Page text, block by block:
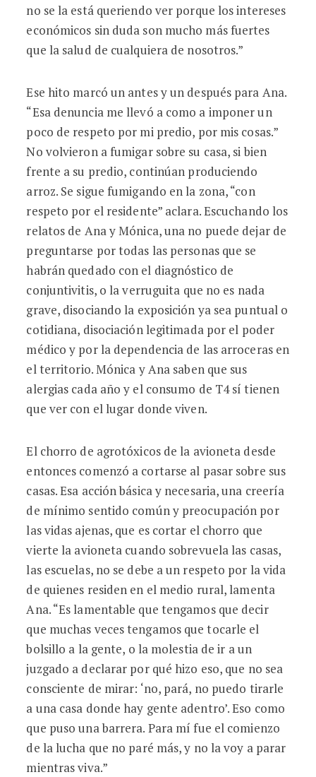
no se la está queriendo ver porque los intereses
económicos sin duda son mucho más fuertes
que la salud de cualquiera de nosotros.”
Ese hito marcó un antes y un después para Ana.
“Esa denuncia me llevó a como a imponer un
poco de respeto por mi predio, por mis cosas.”
No volvieron a fumigar sobre su casa, si bien
frente a su predio, continúan produciendo
arroz. Se sigue fumigando en la zona, “con
respeto por el residente” aclara. Escuchando los
relatos de Ana y Mónica, una no puede dejar de
preguntarse por todas las personas que se
habrán quedado con el diagnóstico de
conjuntivitis, o la verruguita que no es nada
grave, disociando la exposición ya sea puntual o
cotidiana, disociación legitimada por el poder
médico y por la dependencia de las arroceras en
el territorio. Mónica y Ana saben que sus
alergias cada año y el consumo de T4 sí tienen
que ver con el lugar donde viven.
El chorro de agrotóxicos de la avioneta desde
entonces comenzó a cortarse al pasar sobre sus
casas. Esa acción básica y necesaria, una creería
de mínimo sentido común y preocupación por
las vidas ajenas, que es cortar el chorro que
vierte la avioneta cuando sobrevuela las casas,
las escuelas, no se debe a un respeto por la vida
de quienes residen en el medio rural, lamenta
Ana. “Es lamentable que tengamos que decir
que muchas veces tengamos que tocarle el
bolsillo a la gente, o la molestia de ir a un
juzgado a declarar por qué hizo eso, que no sea
consciente de mirar: ‘no, pará, no puedo tirarle
a una casa donde hay gente adentro’. Eso como
que puso una barrera. Para mí fue el comienzo
de la lucha que no paré más, y no la voy a parar
mientras viva.”